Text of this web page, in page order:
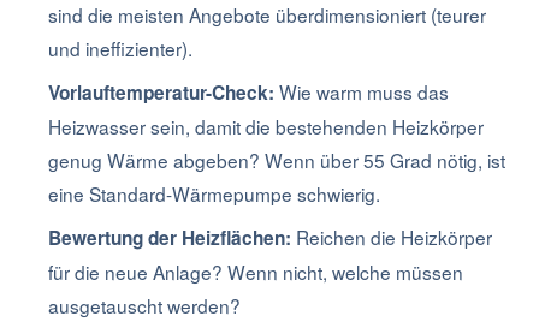
sind die meisten Angebote überdimensioniert (teurer
und ineffizienter).
Vorlauftemperatur-Check: Wie warm muss das
Heizwasser sein, damit die bestehenden Heizkörper
genug Wärme abgeben? Wenn über 55 Grad nötig, ist
eine Standard-Wärmepumpe schwierig.
Bewertung der Heizflächen: Reichen die Heizkörper
für die neue Anlage? Wenn nicht, welche müssen
ausgetauscht werden?